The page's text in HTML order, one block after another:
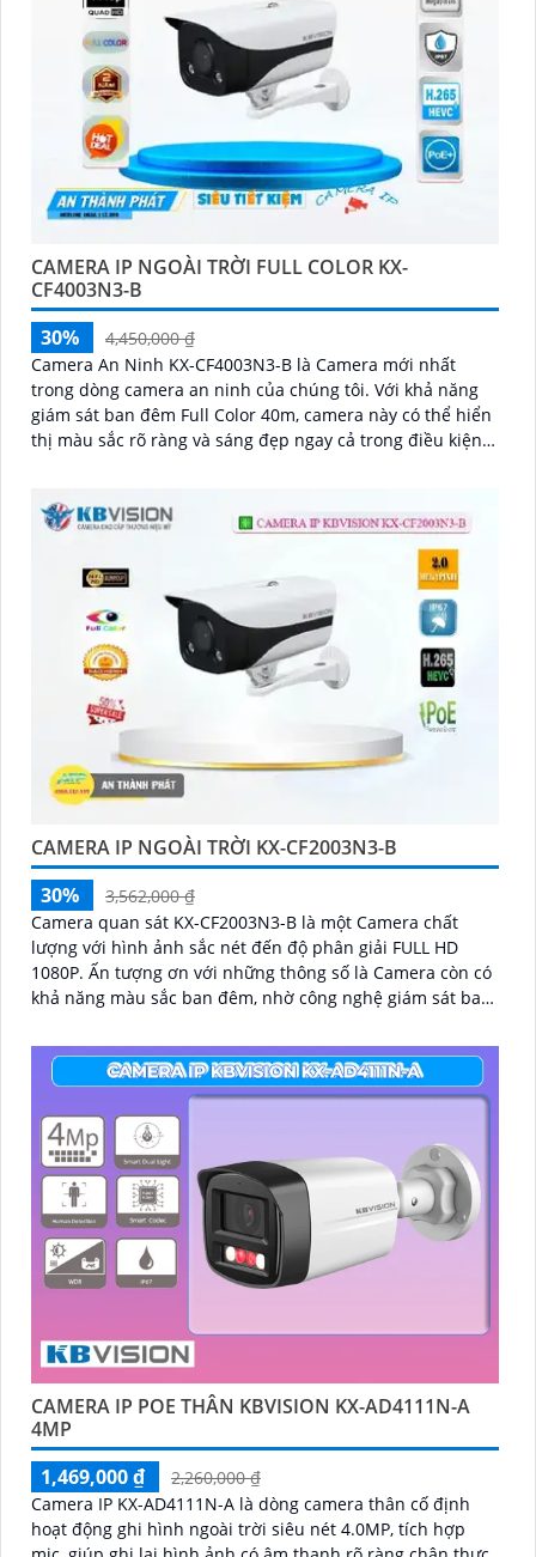
CAMERA IP NGOÀI TRỜI FULL COLOR KX-
CF4003N3-B
30%
4,450,000 ₫
Camera An Ninh KX-CF4003N3-B là Camera mới nhất
trong dòng camera an ninh của chúng tôi. Với khả năng
giám sát ban đêm Full Color 40m, camera này có thể hiển
thị màu sắc rõ ràng và sáng đẹp ngay cả trong điều kiện
CAMERA IP NGOÀI TRỜI KX-CF2003N3-B
30%
3,562,000 ₫
Camera quan sát KX-CF2003N3-B là một Camera chất
lượng với hình ảnh sắc nét đến độ phân giải FULL HD
1080P. Ấn tượng ơn với những thông số là Camera còn có
khả năng màu sắc ban đêm, nhờ công nghệ giám sát ban
CAMERA IP POE THÂN KBVISION KX-AD4111N-A
4MP
1,469,000 ₫
2,260,000 ₫
Camera IP KX-AD4111N-A là dòng camera thân cố định
hoạt động ghi hình ngoài trời siêu nét 4.0MP, tích hợp